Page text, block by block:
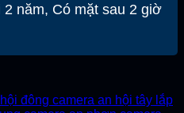
năm, Có mặt sau 2 giờ
đông camera an hội tây lắp